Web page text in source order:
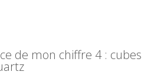
de mon chiffre 4 : cubes